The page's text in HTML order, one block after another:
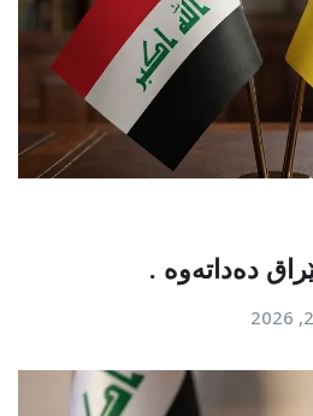
دەداتەوە .